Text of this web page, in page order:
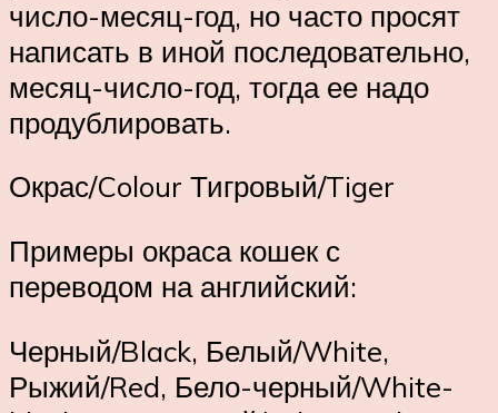
число-месяц-год, но часто просят
написать в иной последовательно,
месяц-число-год, тогда ее надо
продублировать.
Окрас/Colour Тигровый/Tiger
Примеры окраса кошек с
переводом на английский:
Черный/Black, Белый/White,
Рыжий/Red, Бело-черный/White-